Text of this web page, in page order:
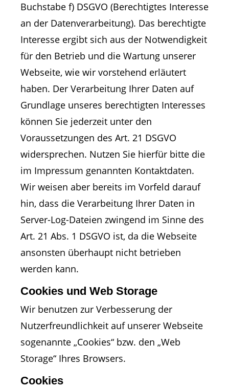
Buchstabe f) DSGVO (Berechtigtes Interesse
an der Datenverarbeitung). Das berechtigte
Interesse ergibt sich aus der Notwendigkeit
für den Betrieb und die Wartung unserer
Webseite, wie wir vorstehend erläutert
haben. Der Verarbeitung Ihrer Daten auf
Grundlage unseres berechtigten Interesses
können Sie jederzeit unter den
Voraussetzungen des Art. 21 DSGVO
widersprechen. Nutzen Sie hierfür bitte die
im Impressum genannten Kontaktdaten.
Wir weisen aber bereits im Vorfeld darauf
hin, dass die Verarbeitung Ihrer Daten in
Server-Log-Dateien zwingend im Sinne des
Art. 21 Abs. 1 DSGVO ist, da die Webseite
ansonsten überhaupt nicht betrieben
werden kann.
Cookies und Web Storage
Wir benutzen zur Verbesserung der
Nutzerfreundlichkeit auf unserer Webseite
sogenannte „Cookies“ bzw. den „Web
Storage“ Ihres Browsers.
Cookies